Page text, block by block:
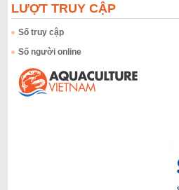
LƯỢT TRUY CẬP
Số truy cập
Số người online